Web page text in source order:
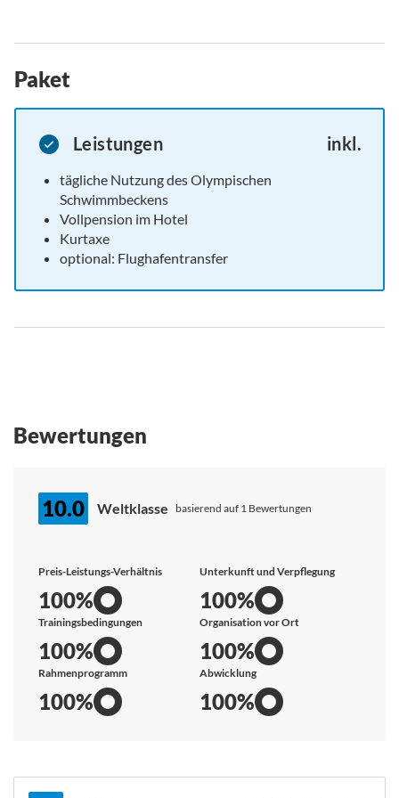
Paket
Leistungen inkl.
tägliche Nutzung des Olympischen
Schwimmbeckens
Vollpension im Hotel
Kurtaxe
optional: Flughafentransfer
Bewertungen
10.0 Weltklasse basierend auf 1 Bewertungen
Preis-Leistungs-Verhältnis
100%
Unterkunft und Verpflegung
100%
Trainingsbedingungen
100%
Organisation vor Ort
100%
Rahmenprogramm
100%
Abwicklung
100%